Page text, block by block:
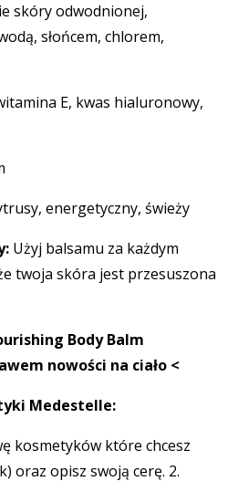
skóry odwodnionej,
słońcem, chlorem,
E, kwas hialuronowy,
energetyczny, świeży
Użyj balsamu za każdym
twoja skóra jest przesuszona
Body Balm
nowości na ciało <
Medestelle:
kosmetyków które chcesz
oraz opisz swoją cerę. 2.